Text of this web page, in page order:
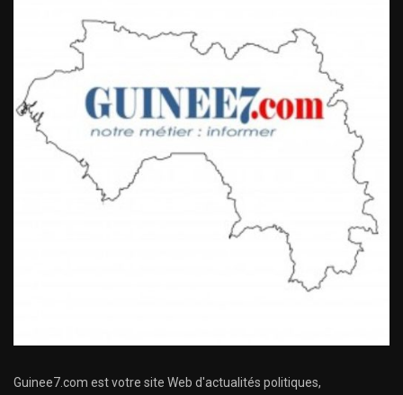
Guinee7.com est votre site Web d'actualités politiques,